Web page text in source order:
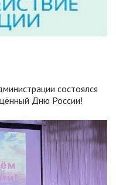
состоялся
Дню России!